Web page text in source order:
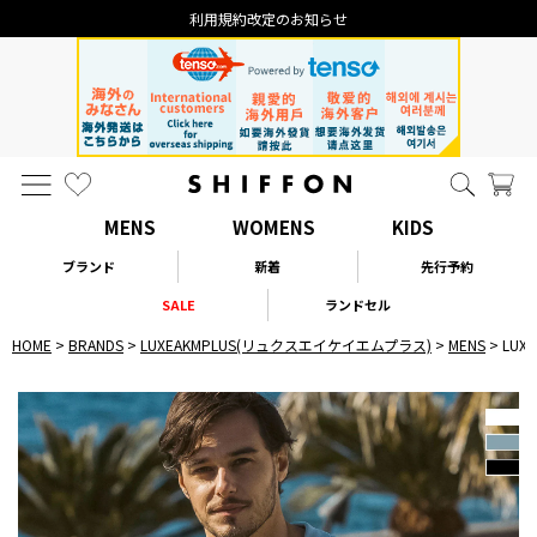
利用規約改定のお知らせ
MENS WOMENS KIDS
ブランド 新着
先行予約
SALE
ランドセル
HOME BRANDS LUXEAKMPLUS(リュクスエイケイエムプラス) MENS